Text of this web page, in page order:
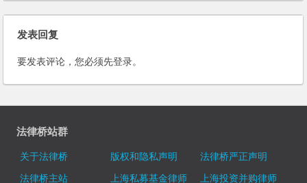
发表回复
要发表评论，您必须先登录。
法律桥站群
关于法律桥 版权和隐私声明
法律桥严正声明
法律桥主站
上海私募基金律师
上海投资并购律师